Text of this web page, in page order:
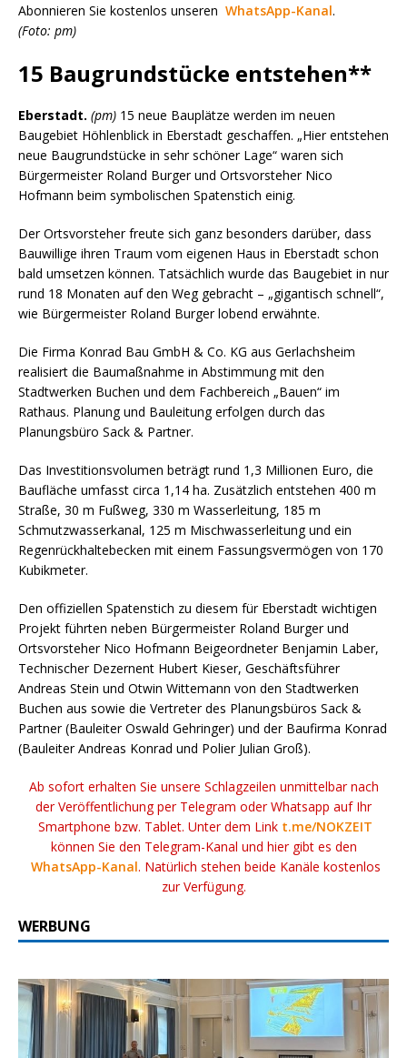
Abonnieren Sie kostenlos unseren WhatsApp-Kanal.
(Foto: pm)
15 Baugrundstücke entstehen**
Eberstadt. (pm) 15 neue Bauplätze werden im neuen
Baugebiet Höhlenblick in Eberstadt geschaffen. „Hier entstehen
neue Baugrundstücke in sehr schöner Lage“ waren sich
Bürgermeister Roland Burger und Ortsvorsteher Nico
Hofmann beim symbolischen Spatenstich einig.
Der Ortsvorsteher freute sich ganz besonders darüber, dass
Bauwillige ihren Traum vom eigenen Haus in Eberstadt schon
bald umsetzen können. Tatsächlich wurde das Baugebiet in nur
rund 18 Monaten auf den Weg gebracht – „gigantisch schnell“,
wie Bürgermeister Roland Burger lobend erwähnte.
Die Firma Konrad Bau GmbH & Co. KG aus Gerlachsheim
realisiert die Baumaßnahme in Abstimmung mit den
Stadtwerken Buchen und dem Fachbereich „Bauen“ im
Rathaus. Planung und Bauleitung erfolgen durch das
Planungsbüro Sack & Partner.
Das Investitionsvolumen beträgt rund 1,3 Millionen Euro, die
Baufläche umfasst circa 1,14 ha. Zusätzlich entstehen 400 m
Straße, 30 m Fußweg, 330 m Wasserleitung, 185 m
Schmutzwasserkanal, 125 m Mischwasserleitung und ein
Regenrückhaltebecken mit einem Fassungsvermögen von 170
Kubikmeter.
Den offiziellen Spatenstich zu diesem für Eberstadt wichtigen
Projekt führten neben Bürgermeister Roland Burger und
Ortsvorsteher Nico Hofmann Beigeordneter Benjamin Laber,
Technischer Dezernent Hubert Kieser, Geschäftsführer
Andreas Stein und Otwin Wittemann von den Stadtwerken
Buchen aus sowie die Vertreter des Planungsbüros Sack &
Partner (Bauleiter Oswald Gehringer) und der Baufirma Konrad
(Bauleiter Andreas Konrad und Polier Julian Groß).
Ab sofort erhalten Sie unsere Schlagzeilen unmittelbar nach
der Veröffentlichung per Telegram oder Whatsapp auf Ihr
Smartphone bzw. Tablet. Unter dem Link t.me/NOKZEIT
können Sie den Telegram-Kanal und hier gibt es den
WhatsApp-Kanal. Natürlich stehen beide Kanäle kostenlos
zur Verfügung.
WERBUNG